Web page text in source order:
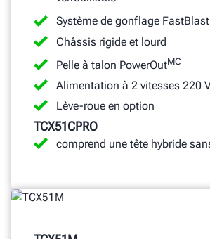
Système de gonflage FastBlast
Châssis rigide et lourd
Pelle à talon PowerOutMC
Alimentation à 2 vitesses 220
Lève-roue en option
TCX51CPRO
comprend une tête hybride